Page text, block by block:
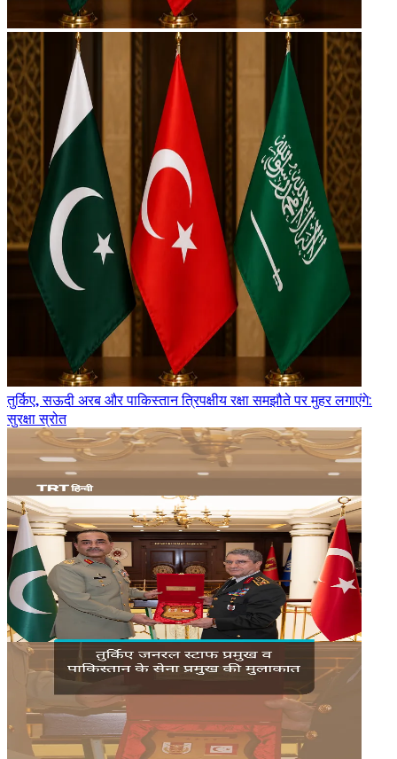
तुर्किए, सऊदी अरब और पाकिस्तान त्रिपक्षीय रक्षा समझौते पर मुहर लगाएंगे:
सुरक्षा स्रोत